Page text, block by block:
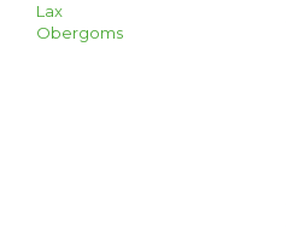
Lax
Obergoms